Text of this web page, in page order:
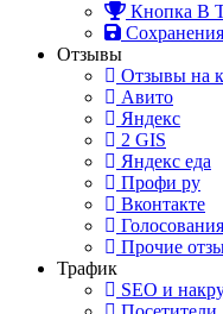
Кнопка В
Сохранения
Отзывы
Отзывы на
Авито
Яндекс
2 GIS
Яндекс еда
Профи ру
Вконтакте
Голосования
Прочие
Трафик
SEO и